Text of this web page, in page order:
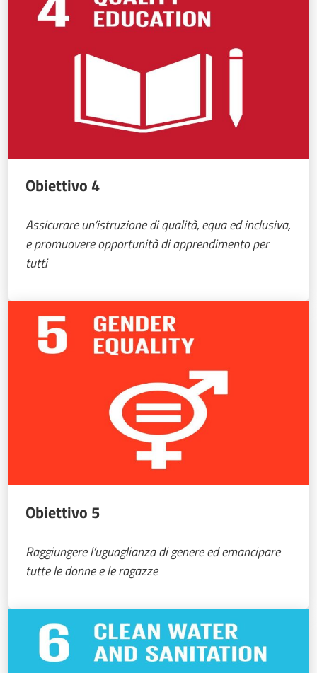
Obiettivo 4
Assicurare un’istruzione di qualità, equa ed inclusiva,
e promuovere opportunità di apprendimento per
tutti
Obiettivo 5
Raggiungere l’uguaglianza di genere ed emancipare
tutte le donne e le ragazze